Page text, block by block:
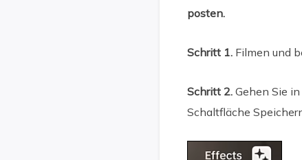
posten.
Schritt 1. Filmen und
Schritt 2. Gehen Sie
Schaltfläche